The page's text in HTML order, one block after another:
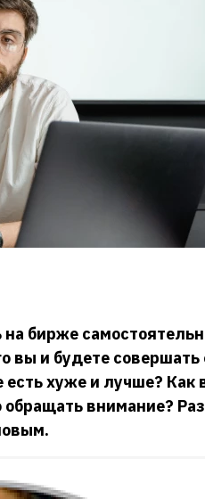
бирже
вы и будете совершать
хуже и лучше? Как
обращать внимание?